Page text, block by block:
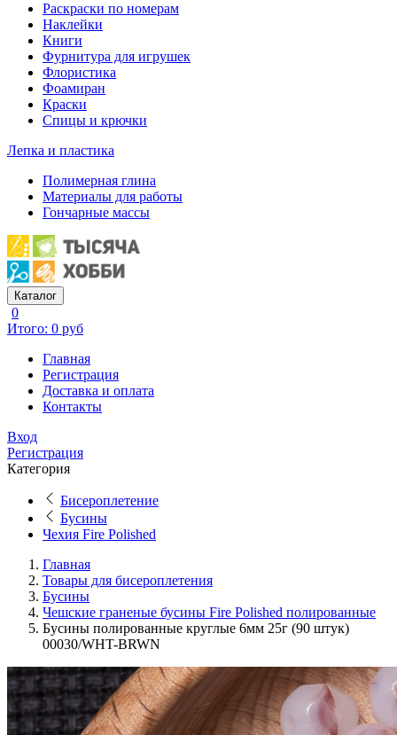
Раскраски по номерам
Наклейки
Книги
Фурнитура для игрушек
Флористика
Фоамиран
Краски
Спицы и крючки
Лепка и пластика
Полимерная глина
Материалы для работы
Гончарные массы
Каталог
0
Итого: 0 руб
Главная
Регистрация
Доставка и оплата
Контакты
Вход
Регистрация
Категория
Бисероплетение
Бусины
Чехия Fire Polished
Главная
Товары для бисероплетения
Бусины
Чешские граненые бусины Fire Polished полированные
Бусины полированные круглые 6мм 25г (90 штук)
00030/WHT-BRWN